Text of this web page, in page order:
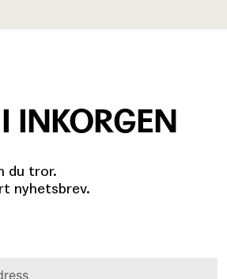
INKORGEN
du tror.
nyhetsbrev.